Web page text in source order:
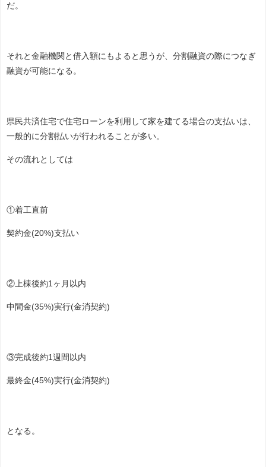
だ。
それと金融機関と借入額にもよると思うが、分割融資の際につなぎ
融資が可能になる。
県民共済住宅で住宅ローンを利用して家を建てる場合の支払いは、
一般的に分割払いが行われることが多い。
その流れとしては
①着工直前
契約金(20%)支払い
②上棟後約1ヶ月以内
中間金(35%)実行(金消契約)
③完成後約1週間以内
最終金(45%)実行(金消契約)
となる。